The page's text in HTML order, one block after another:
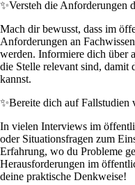
✨Versteh die Anforderungen
Mach dir bewusst, dass im
Anforderungen an
werden. Informiere dich über
die Stelle relevant sind, damit
kannst.
✨Bereite dich auf Fallstudien
In vielen Interviews im
oder Situationsfragen zum
Erfahrung, wo du Probleme
Herausforderungen im
deine praktische Denkweise!